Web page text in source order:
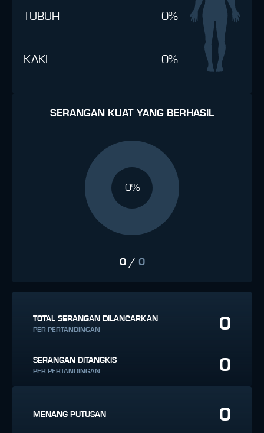
TUBUH 0%
KAKI 0%
SERANGAN KUAT YANG BERHASIL
0%
0/ 0
TOTAL SERANGAN DILANCARKAN
PER PERTANDINGAN 0
SERANGAN DITANGKIS
PER PERTANDINGAN 0
MENANG PUTUSAN 0